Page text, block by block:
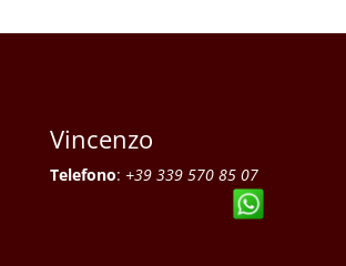
Vincenzo
Telefono: +39 339 570 85 07